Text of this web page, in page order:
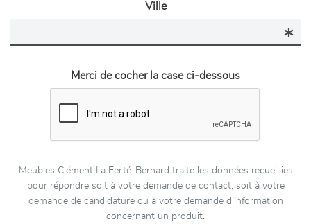
Ville
Merci de cocher la case ci-dessous
Meubles Clément La Ferté-Bernard traite les données recueillies
pour répondre soit à votre demande de contact, soit à votre
demande de candidature ou à votre demande d’information
concernant un produit.